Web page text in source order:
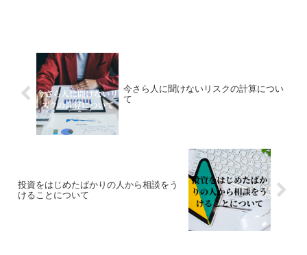
今さら人に聞けないリスクの計算につい
て
投資をはじめたばかりの人から相談をう
けることについて